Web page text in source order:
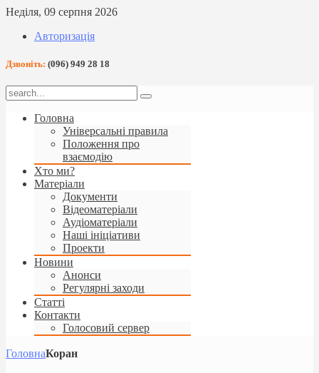
Неділя, 09 серпня 2026
Авторизація
Дзвоніть: (096) 949 28 18
Головна
Універсальні правила
Положення про
взаємодію
Хто ми?
Матеріали
Документи
Відеоматеріали
Аудіоматеріали
Наші ініціативи
Проекти
Новини
Анонси
Регулярні заходи
Статті
Контакти
Голосовий сервер
ГоловнаКоран